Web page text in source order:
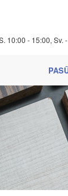
10:00 - 15:00, Sv.